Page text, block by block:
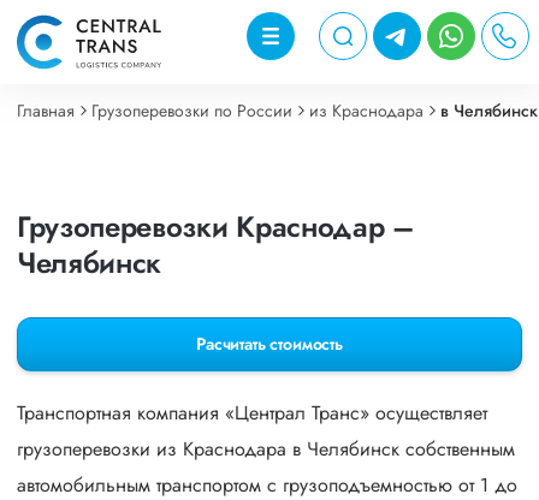
Главная Грузоперевозки по России из Краснодара в Челябинск
Грузоперевозки Краснодар –
Челябинск
Расчитать стоимость
Транспортная компания «Централ Транс» осуществляет
грузоперевозки из Краснодара в Челябинск собственным
автомобильным транспортом с грузоподъемностью от 1 до